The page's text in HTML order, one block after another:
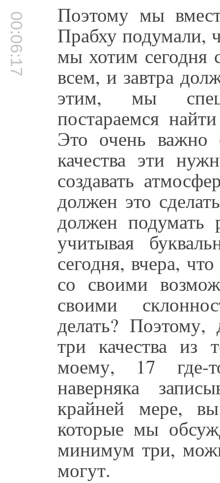
00:06:17 Поэтому мы
Прабху подумали,
мы хотим сегодня
всем, и завтра
этим, мы
постараемся
Это очень важно
качества эти
создавать
должен это
должен подумать
учитывая
сегодня, вчера,
со своими
своими
делать?
три качества из
моему, 17 где-
наверняка
крайней мере,
которые мы
минимум три,
могут.